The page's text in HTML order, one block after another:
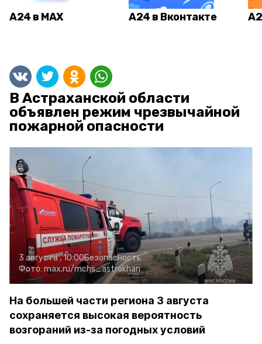
А24 в MAX А24 в Вконтакте
В Астраханской области
объявлен режим чрезвычайной
пожарной опасности
3 августа , 10:00Безопасность
Фото: max.ru/mchs_astrakhan
На большей части региона 3 августа
сохраняется высокая вероятность
возгораний из-за погодных условий